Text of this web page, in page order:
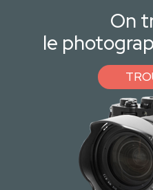
On
le